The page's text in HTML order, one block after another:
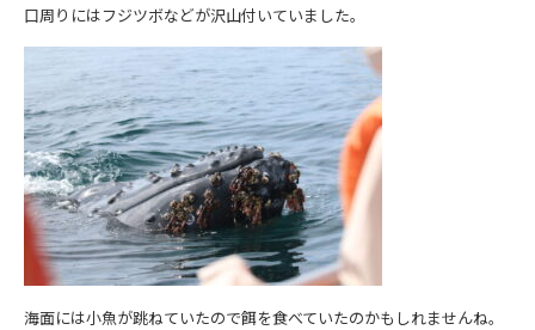
口周りにはフジツボなどが沢山付いていました。
海面には小魚が跳ねていたので餌を食べていたのかもしれませんね。